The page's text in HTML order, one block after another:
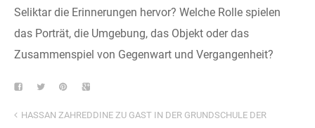
Seliktar die Erinnerungen hervor? Welche Rolle spielen
das Porträt, die Umgebung, das Objekt oder das
Zusammenspiel von Gegenwart und Vergangenheit?
HASSAN ZAHREDDINE ZU GAST IN DER GRUNDSCHULE DER